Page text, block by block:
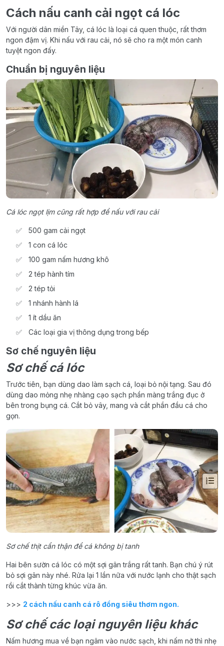
Cách nấu canh cải ngọt cá lóc
Với người dân miền Tây, cá lóc là loại cá quen thuộc, rất thơm
ngon đậm vị. Khi nấu với rau cải, nó sẽ cho ra một món canh
tuyệt ngon đấy.
Chuẩn bị nguyên liệu
Cá lóc ngọt lịm cũng rất hợp để nấu với rau cải
500 gam cải ngọt
1 con cá lóc
100 gam nấm hương khô
2 tép hành tím
2 tép tỏi
1 nhánh hành lá
1 ít dầu ăn
Các loại gia vị thông dụng trong bếp
Sơ chế nguyên liệu
Sơ chế cá lóc
Trước tiên, bạn dùng dao làm sạch cá, loại bỏ nội tạng. Sau đó
dùng dao mỏng nhẹ nhàng cạo sạch phần màng trắng đục ở
bên trong bụng cá. Cắt bỏ vây, mang và cắt phần đầu cá cho
gọn.
Sơ chế thịt cẩn thận để cá không bị tanh
Hai bên sườn cá lóc có một sợi gân trắng rất tanh. Bạn chú ý rút
bỏ sợi gân này nhé. Rửa lại 1 lần nữa với nước lạnh cho thật sạch
rồi cắt thành từng khúc vừa ăn.
>>> 2 cách nấu canh cá rô đồng siêu thơm ngon.
Sơ chế các loại nguyên liệu khác
Nấm hương mua về bạn ngâm vào nước sạch, khi nấm nở thì nhẹ